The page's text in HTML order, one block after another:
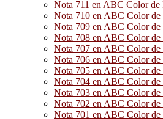
Nota 711 en ABC Color de
Nota 710 en ABC Color de
Nota 709 en ABC Color de
Nota 708 en ABC Color de
Nota 707 en ABC Color de
Nota 706 en ABC Color de
Nota 705 en ABC Color de
Nota 704 en ABC Color de
Nota 703 en ABC Color de
Nota 702 en ABC Color de
Nota 701 en ABC Color de